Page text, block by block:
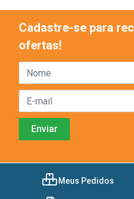
Cadastre-se para
ofertas!
Meus Pedidos